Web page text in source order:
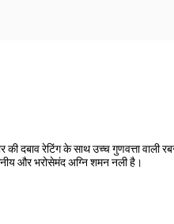
रेटिंग के साथ उच्च गुणवत्ता वाली
और भरोसेमंद अग्नि शमन नली है।